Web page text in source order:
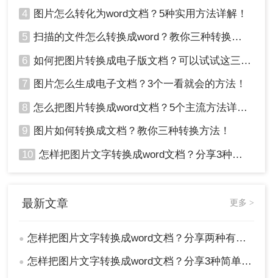
4 图片怎么转化为word文档？5种实用方法详解！
5 扫描的文件怎么转换成word？教你三种转换方法！
6 如何把图片转换成电子版文档？可以试试这三个方法！
7 图片怎么生成电子文档？3个一看就会的方法！
8 怎么把图片转换成word文档？5个主流方法详解！
9 图片如何转换成文档？教你三种转换方法！
10 怎样把图片文字转换成word文档？分享3种简单方法，1秒搞定！
最新文章 更多 >
● 怎样把图片文字转换成word文档？分享两种有效的方法！
● 怎样把图片文字转换成word文档？分享3种简单方法，1秒搞定！